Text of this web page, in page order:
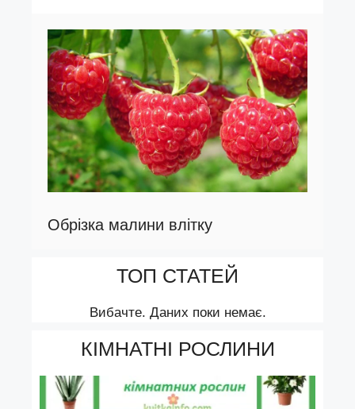
Обрізка малини влітку
ТОП СТАТЕЙ
Вибачте. Даних поки немає.
КІМНАТНІ РОСЛИНИ